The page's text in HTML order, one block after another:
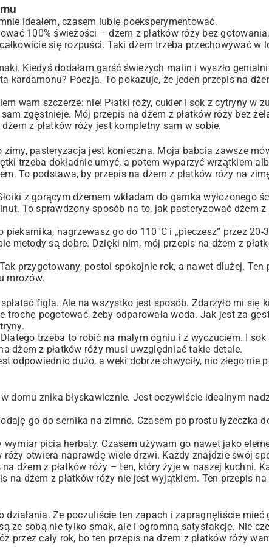
ideałem, czasem lubię poeksperymentować.
100% świeżości – dżem z płatków róży bez
się rozpuści. Taki dżem trzeba przechowywać w
Kiedyś dodałam garść świeżych malin i wyszło
Poezja. To pokazuje, że jeden przepis na
wam szczerze: nie! Płatki róży, cukier i sok z cytryny w
zgęstnieje. Mój przepis na dżem z płatków róży bez
z płatków róży jest kompletny sam w sobie.
pasteryzacja jest konieczna. Moja babcia zawsze
trzeba dokładnie umyć, a potem wyparzyć wrzątkiem
To podstawa, by przepis na dżem z płatków róży na
z gorącym dżemem wkładam do garnka wyłożonego
To sprawdzony sposób na to, jak pasteryzować dżem z
nagrzewasz go do 110°C i „pieczesz” przez 20-
metody są dobre. Dzięki nim, mój przepis na dżem z
przygotowany, postoi spokojnie rok, a nawet dłużej. Ten
mrozów.
figla. Ale na wszystko jest sposób. Zdarzyło mi się
trochę pogotować, żeby odparowała woda. Jak jest za
trzeba to robić na małym ogniu i z wyczuciem. I sok
dżem z płatków róży musi uwzględniać takie detale.
odpowiednio dużo, a weki dobrze chwyciły, nic złego nie
domu znika błyskawicznie. Jest oczywiście idealnym
go do sernika na zimno. Czasem po prostu łyżeczka
picia herbaty. Czasem używam go nawet jako
otwiera naprawdę wiele drzwi. Każdy znajdzie swój
dżem z płatków róży – ten, który żyje w naszej kuchni.
na dżem z płatków róży nie jest wyjątkiem. Ten przepis
Że poczuliście ten zapach i zapragnęliście mieć
ze sobą nie tylko smak, ale i ogromną satysfakcję. Nie
przez cały rok, bo ten przepis na dżem z płatków róży